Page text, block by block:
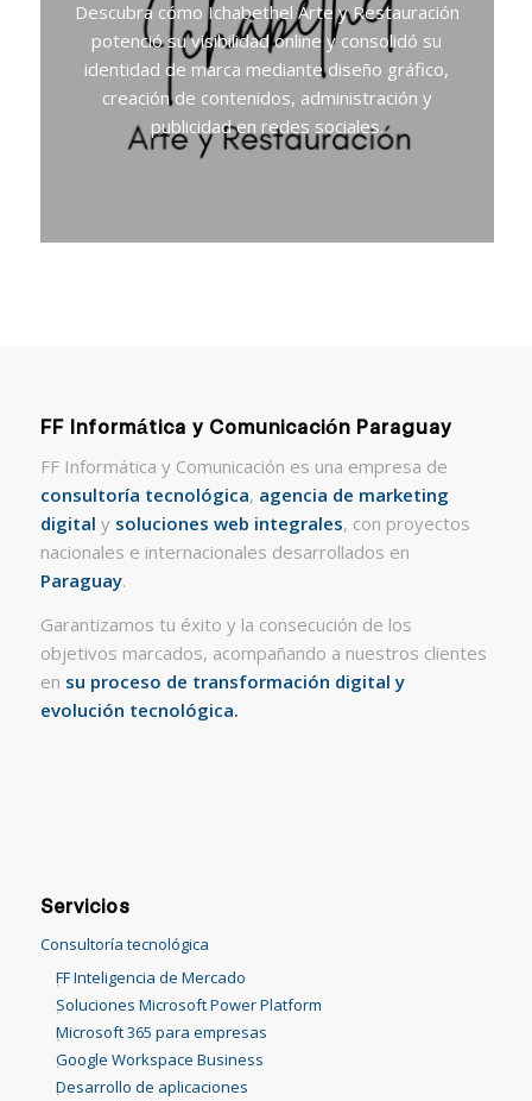
Descubra cómo Ichabethel Arte y Restauración
potenció su visibilidad online y consolidó su
identidad de marca mediante diseño gráfico,
creación de contenidos, administración y
publicidad en redes sociales.
FF Informática y Comunicación Paraguay
FF Informática y Comunicación es una empresa de
consultoría tecnológica, agencia de marketing
digital y soluciones web integrales, con proyectos
nacionales e internacionales desarrollados en
Paraguay.
Garantizamos tu éxito y la consecución de los
objetivos marcados, acompañando a nuestros clientes
en su proceso de transformación digital y
evolución tecnológica.
Servicios
Consultoría tecnológica
FF Inteligencia de Mercado
Soluciones Microsoft Power Platform
Microsoft 365 para empresas
Google Workspace Business
Desarrollo de aplicaciones